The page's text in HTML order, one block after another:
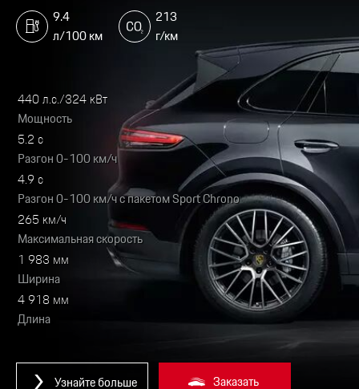
9.4
л/100 км
213
г/км
440 л.с./324 кВт
Мощность
5.2 с
Разгон 0-100 км/ч
4.9 с
Разгон 0-100 км/ч с пакетом Sport Chrono
265 км/ч
Максимальная скорость
1 983 мм
Ширина
4 918 мм
Длина
Узнайте больше Заказать